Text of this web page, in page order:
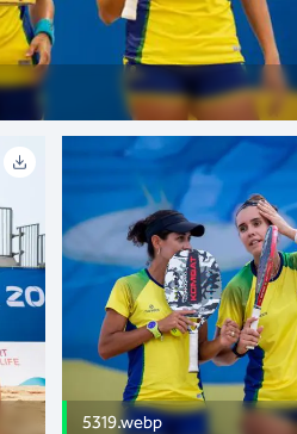
5319.webp